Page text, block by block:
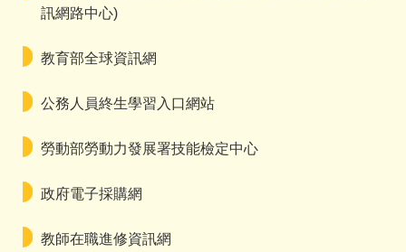
訊網路中心)
教育部全球資訊網
公務人員終生學習入口網站
勞動部勞動力發展署技能檢定中心
政府電子採購網
教師在職進修資訊網